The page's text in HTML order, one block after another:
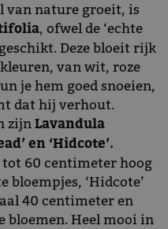
van nature groeit, is
, ofwel de ‘echte
Deze bloeit rijk
van wit, roze
je hem goed snoeien,
dat hij verhout.
zijnLavandula
en ‘Hidcote’.
tot 60 centimeter hoog
‘Hidcote’
40 centimeter en
Heel mooi in